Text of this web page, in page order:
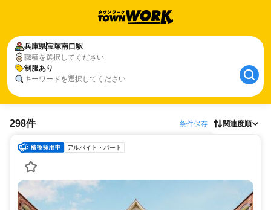
兵庫県宝塚南口駅
職種を選択してください
制服あり
キーワードを選択してください
298件 条件保存 関連度順
アルバイト・パート